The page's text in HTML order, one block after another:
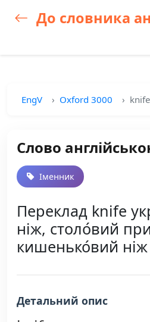
До словника
EngV Oxford 3000 knife
Слово
Іменник
Переклад knife
ніж, столо́вий
кишенько́вий ніж
Детальний опис